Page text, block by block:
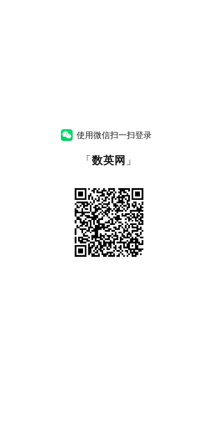
使用微信扫一扫登录
「数英网 」